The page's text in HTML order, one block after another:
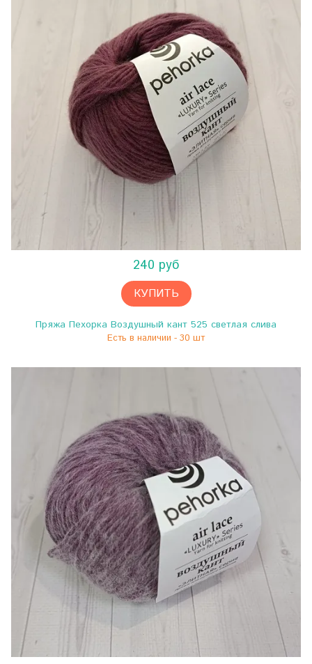
240 руб
КУПИТЬ
Пряжа Пехорка Воздушный кант 525 светлая слива
Есть в наличии - 30 шт